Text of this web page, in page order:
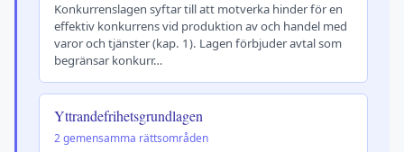
Konkurrenslagen syftar till att motverka hinder för en
effektiv konkurrens vid produktion av och handel med
varor och tjänster (kap. 1). Lagen förbjuder avtal som
begränsar konkurr…
Yttrandefrihetsgrundlagen
2 gemensamma rättsområden